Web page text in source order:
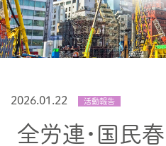
2026.01.22 活動報告
全労連・国民